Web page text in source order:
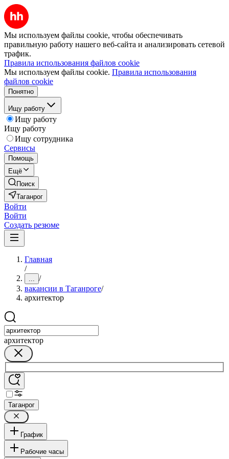
Мы используем файлы cookie, чтобы обеспечивать
правильную работу нашего веб-сайта и анализировать сетевой
трафик.
Правила использования файлов cookie
Мы используем файлы cookie. Правила использования
файлов cookie
Понятно
Ищу работу
Ищу работу
Ищу работу
Ищу сотрудника
Сервисы
Помощь
Ещё
Поиск
Таганрог
Войти
Войти
Создать резюме
Главная
/
... /
вакансии в Таганроге/
архитектор
архитектор
Таганрог
График
Рабочие часы